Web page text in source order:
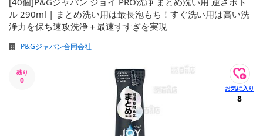
ル 290ml | まとめ洗い用は最長泡もち！すぐ洗い用は高い洗
浄力を保ち速攻洗浄＋最速すすぎを実現
P&Gジャパン合同会社
残り
0
8